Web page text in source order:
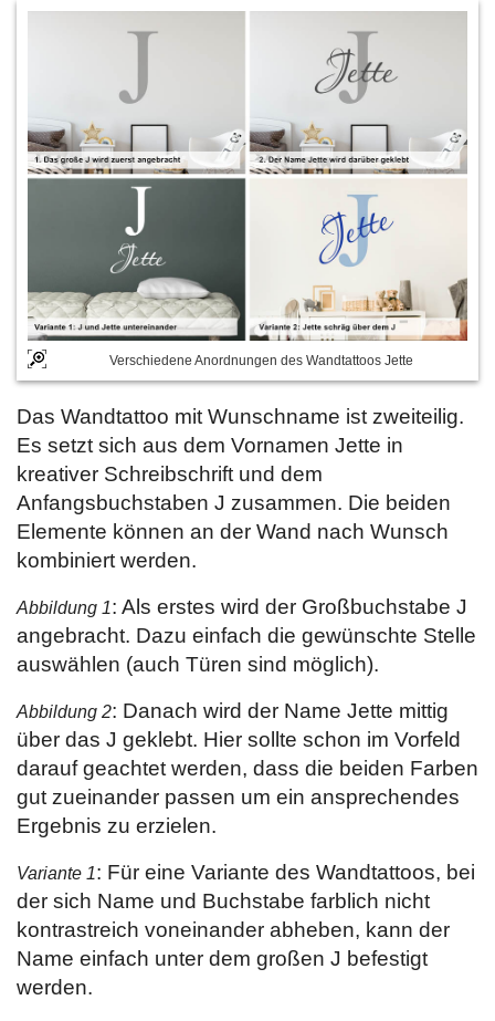
Verschiedene Anordnungen des Wandtattoos Jette
Das Wandtattoo mit Wunschname ist zweiteilig.
Es setzt sich aus dem Vornamen Jette in
kreativer Schreibschrift und dem
Anfangsbuchstaben J zusammen. Die beiden
Elemente können an der Wand nach Wunsch
kombiniert werden.
Abbildung 1: Als erstes wird der Großbuchstabe J
angebracht. Dazu einfach die gewünschte Stelle
auswählen (auch Türen sind möglich).
Abbildung 2: Danach wird der Name Jette mittig
über das J geklebt. Hier sollte schon im Vorfeld
darauf geachtet werden, dass die beiden Farben
gut zueinander passen um ein ansprechendes
Ergebnis zu erzielen.
Variante 1: Für eine Variante des Wandtattoos, bei
der sich Name und Buchstabe farblich nicht
kontrastreich voneinander abheben, kann der
Name einfach unter dem großen J befestigt
werden.